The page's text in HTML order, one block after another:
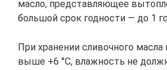
масло, представляющее
большой срок годности — до 1
При хранении сливочного
выше +6 °С, влажность не